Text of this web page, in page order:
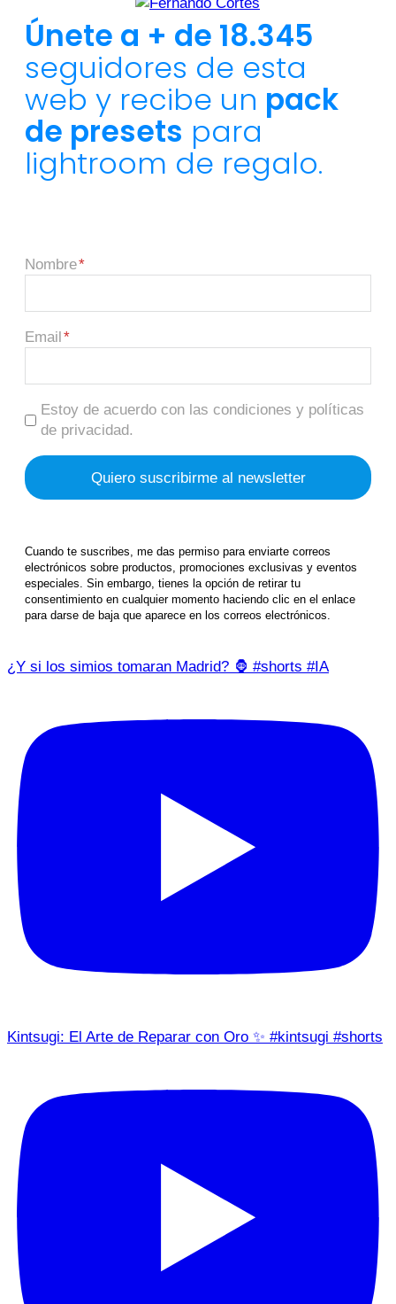
Únete a + de 18.345
seguidores de esta
web y recibe un pack
de presets para
lightroom de regalo.
Nombre
Email
Estoy de acuerdo con las condiciones y políticas
de privacidad.
Cuando te suscribes, me das permiso para enviarte correos
electrónicos sobre productos, promociones exclusivas y eventos
especiales. Sin embargo, tienes la opción de retirar tu
consentimiento en cualquier momento haciendo clic en el enlace
para darse de baja que aparece en los correos electrónicos.
¿Y si los simios tomaran Madrid? 🦍 #shorts #IA
Kintsugi: El Arte de Reparar con Oro ✨ #kintsugi #shorts